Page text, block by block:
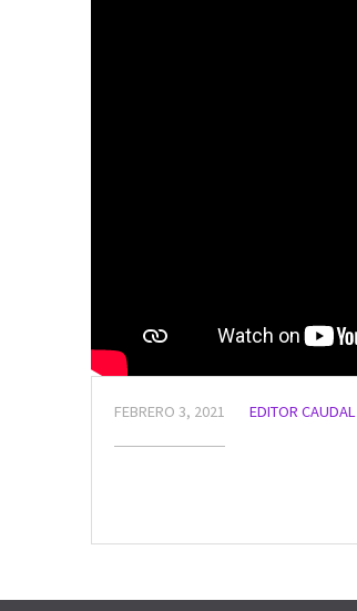
FEBRERO 3, 2021 EDITOR CAUDAL